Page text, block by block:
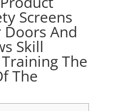
Screens
Doors And
Skill
The
The